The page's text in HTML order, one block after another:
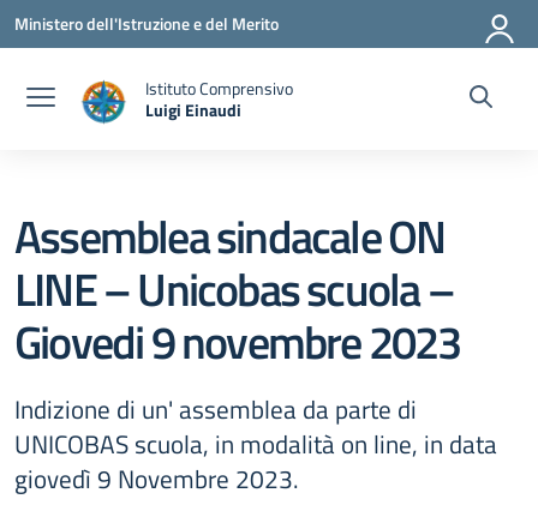
Vai ai contenuti
Vai al menu di navigazione
Vai al footer
Ministero dell'Istruzione e del Merito
Istituto Comprensivo
Luigi Einaudi
— Visita la pagina iniziale della scuola
Assemblea sindacale ON
LINE – Unicobas scuola –
Giovedi 9 novembre 2023
Indizione di un' assemblea da parte di
UNICOBAS scuola, in modalità on line, in data
giovedì 9 Novembre 2023.